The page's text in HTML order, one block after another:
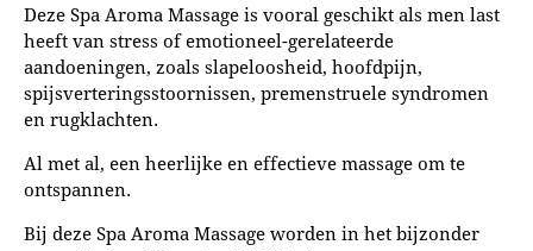
Deze Spa Aroma Massage is vooral geschikt als men last
heeft van stress of emotioneel-gerelateerde
aandoeningen, zoals slapeloosheid, hoofdpijn,
spijsverteringsstoornissen, premenstruele syndromen
en rugklachten.
Al met al, een heerlijke en effectieve massage om te
ontspannen.
Bij deze Spa Aroma Massage worden in het bijzonder